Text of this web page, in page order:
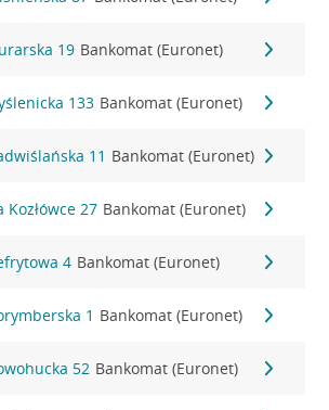
19 Bankomat (Euronet)
133 Bankomat (Euronet)
11 Bankomat (Euronet)
Kozłówce 27 Bankomat (Euronet)
4 Bankomat (Euronet)
1 Bankomat (Euronet)
52 Bankomat (Euronet)